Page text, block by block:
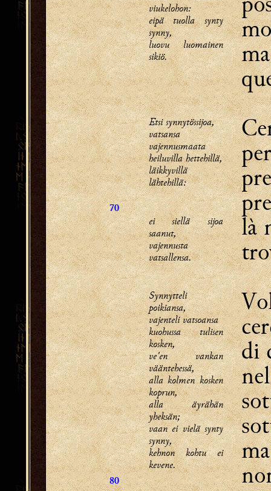
viukelohon:
eipä tuolla synty
synny,
luovu luomainen
sikiö.
70
Etsi synnytössijoa,
vatsansa
vajennusmaata
heiluvilla hettehillä,
läikkyvillä
lähtehillä:
ei siellä sijoa
saanut,
vajennusta
vatsallensa.
là
80
Synnytteli
poikiansa,
vajenteli vatsoansa
kuohussa tulisen
kosken,
ve'en vankan
vääntehessä,
alla kolmen kosken
koprun,
alla äyrähän
yheksän;
vaan ei vielä synty
synny,
kehnon kohtu ei
kevene.
di